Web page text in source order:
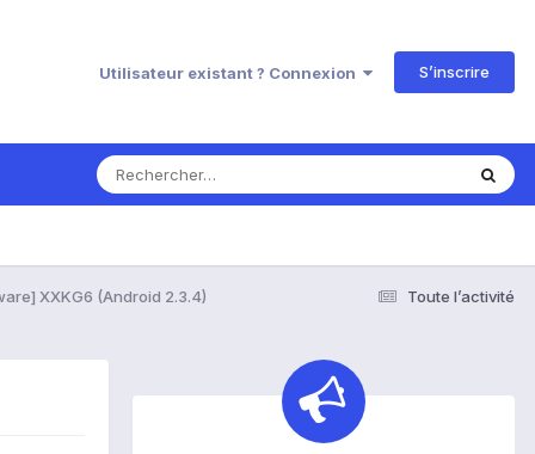
Utilisateur existant ? Connexion S’inscrire
Toute l’activité
XXKG6 (Android 2.3.4)